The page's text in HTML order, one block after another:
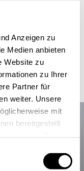
Anzeigen zu
Medien anbieten
Website zu
zu Ihrer
Partner für
weiter. Unsere
mit
bereitgestellt
von künstlicher
Jahr